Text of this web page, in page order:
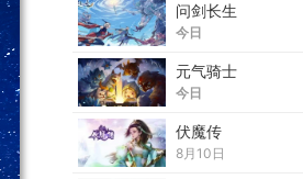
问剑长生
今日
元气骑士
今日
伏魔传
8月10日